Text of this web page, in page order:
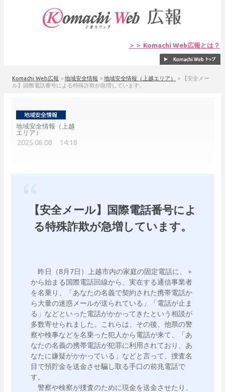
＞＞ Komachi Web広報とは？
Komachi Web広報 > 地域安全情報 > 地域安全情報（上越エリア） >
【安全メー
ル】国際電話番号による特殊詐欺が急増しています。
地域安全情報（上越
エリア）
2025.08.08 14:18
【安全メール】国際電話番号によ
る特殊詐欺が急増しています。
昨日（8月7日）上越市内の家庭の固定電話に、＋
から始まる国際電話回線から、実在する通信事業者
を名乗り、「あなたの名義で契約された携帯電話か
ら大量の迷惑メールが送られている」「電話が止ま
る」などといった電話がかかってきたという相談が
多数寄せられました。これらは、その後、他県の警
察や検事などを名乗った犯人から電話が来て、「あ
なたの名義の携帯電話が犯罪に利用されており、あ
なたに嫌疑がかかっている」などと言って、捜査名
目で預貯金を送金させ騙し取る手口の前兆電話で
す。
警察や検察が捜査のために現金を送金させたり、